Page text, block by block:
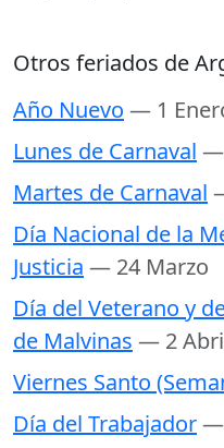
Otros feriados de
Año Nuevo — 1
Lunes de Carnaval —
Martes de Carnaval
Día Nacional de la
Justicia — 24 Marzo
Día del Veterano y
de Malvinas — 2
Viernes Santo
Día del Trabajador—